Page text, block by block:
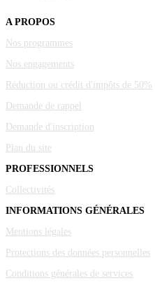
A PROPOS
Nos programmes
Nos engagements
Réduction ou crédit d'impôts de 50%
Demande de rappel
Demande d'inscription
Plan du site
PROFESSIONNELS
Collectivités
INFORMATIONS GÉNÉRALES
Mentions légales
Protections des données personnelles
Conditions générales de services